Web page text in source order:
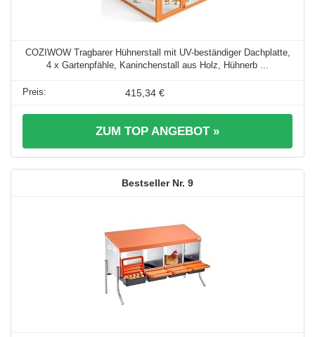
COZIWOW Tragbarer Hühnerstall mit UV-beständiger Dachplatte,
4 x Gartenpfähle, Kaninchenstall aus Holz, Hühnerb ...
415,34 €
ZUM TOP ANGEBOT »
9